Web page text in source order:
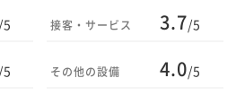
/5
/5
接客・サービス 3.7/5
その他の設備 4.0/5